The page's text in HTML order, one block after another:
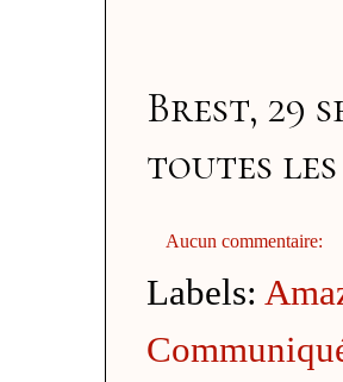
Brest, 29
toutes
Aucun commentaire:
Labels: